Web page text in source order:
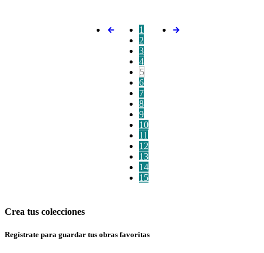
1
2
3
4
5
6
7
8
9
10
11
12
13
14
15
Crea tus colecciones
Regístrate para guardar tus obras favoritas